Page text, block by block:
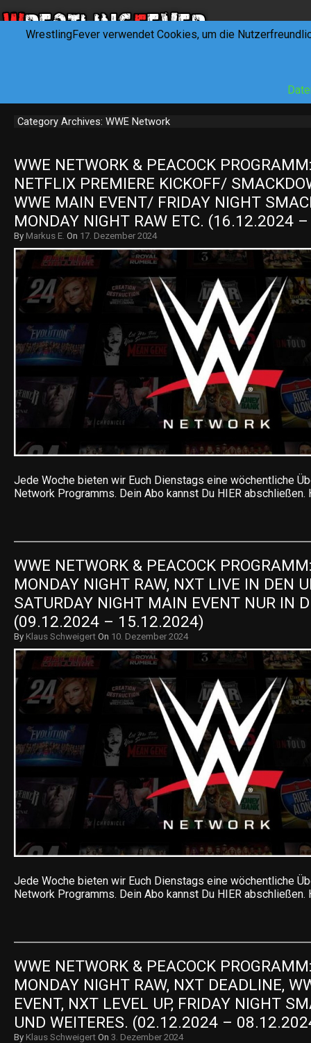
Category Archives: WWE Network
WWE NETWORK & PEACOCK
NETFLIX PREMIERE KICKOFF/
WWE MAIN EVENT/ FRIDAY NIGHT
MONDAY NIGHT RAW ETC. (16.12.2024
By Markus E. On 17. Dezember 2024
Jede Woche bieten wir Euch Dienstags eine wöchentliche
Network Programms. Dein Abo kannst Du HIER abschließen.
WWE NETWORK & PEACOCK
MONDAY NIGHT RAW, NXT LIVE IN DEN
SATURDAY NIGHT MAIN EVENT NUR IN
(09.12.2024 – 15.12.2024)
By Klaus Schweigert On 10. Dezember 2024
Jede Woche bieten wir Euch Dienstags eine wöchentliche
Network Programms. Dein Abo kannst Du HIER abschließen.
WWE NETWORK & PEACOCK
MONDAY NIGHT RAW, NXT DEADLINE,
EVENT, NXT LEVEL UP, FRIDAY NIGHT
UND WEITERES. (02.12.2024 –
By Klaus Schweigert On 3. Dezember 2024
WrestlingFever verwendet Cookies, um die